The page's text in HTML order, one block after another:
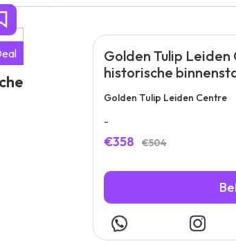
Golden Tulip
historische
Golden Tulip Leiden Centre
-
€358 €504